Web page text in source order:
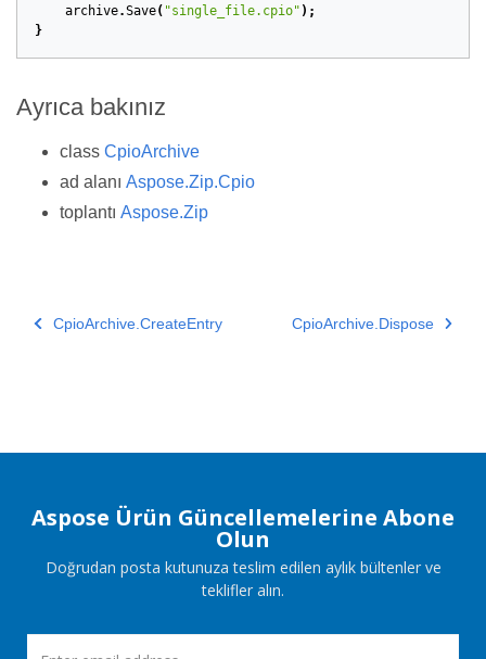
archive.Save( "single_file.cpio" );
}
Ayrıca bakınız
class CpioArchive
ad alanı Aspose.Zip.Cpio
toplantı Aspose.Zip
CpioArchive.CreateEntry CpioArchive.Dispose
Aspose Ürün Güncellemelerine Abone
Olun
Doğrudan posta kutunuza teslim edilen aylık bültenler ve
teklifler alın.